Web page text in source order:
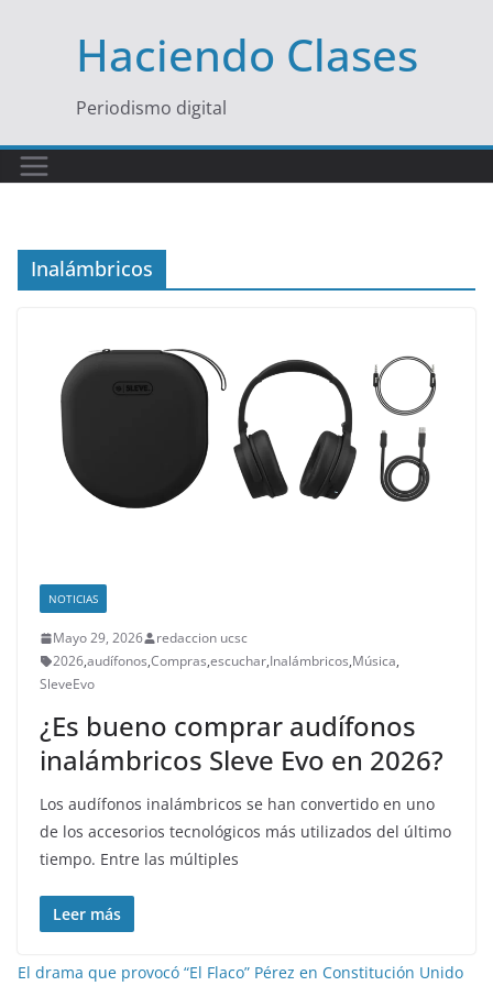
contenidoHaciendo Clases
Periodismo digital
Inalámbricos
NOTICIAS
Mayo 29, 2026
redaccion ucsc
2026,audífonos,Compras,escuchar,Inalámbricos,Música,
SleveEvo
¿Es bueno comprar audífonos
inalámbricos Sleve Evo en 2026?
Los audífonos inalámbricos se han convertido en uno
de los accesorios tecnológicos más utilizados del último
tiempo. Entre las múltiples
Leer más
El drama que provocó “El Flaco” Pérez en Constitución Unido